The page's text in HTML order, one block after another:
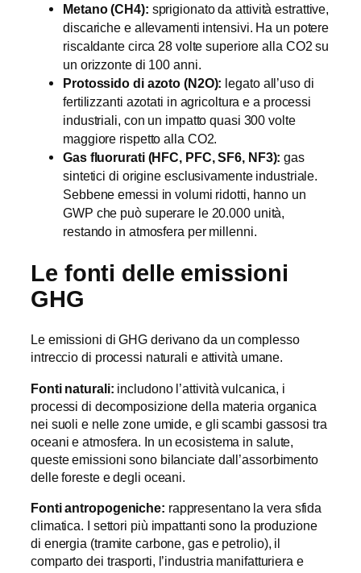
Metano (CH4): sprigionato da attività estrattive,
discariche e allevamenti intensivi. Ha un potere
riscaldante circa 28 volte superiore alla CO2 su
un orizzonte di 100 anni.
Protossido di azoto (N2O): legato all’uso di
fertilizzanti azotati in agricoltura e a processi
industriali, con un impatto quasi 300 volte
maggiore rispetto alla CO2.
Gas fluorurati (HFC, PFC, SF6, NF3): gas
sintetici di origine esclusivamente industriale.
Sebbene emessi in volumi ridotti, hanno un
GWP che può superare le 20.000 unità,
restando in atmosfera per millenni.
Le fonti delle emissioni
GHG
Le emissioni di GHG derivano da un complesso
intreccio di processi naturali e attività umane.
Fonti naturali: includono l’attività vulcanica, i
processi di decomposizione della materia organica
nei suoli e nelle zone umide, e gli scambi gassosi tra
oceani e atmosfera. In un ecosistema in salute,
queste emissioni sono bilanciate dall’assorbimento
delle foreste e degli oceani.
Fonti antropogeniche: rappresentano la vera sfida
climatica. I settori più impattanti sono la produzione
di energia (tramite carbone, gas e petrolio), il
comparto dei trasporti, l’industria manifatturiera e